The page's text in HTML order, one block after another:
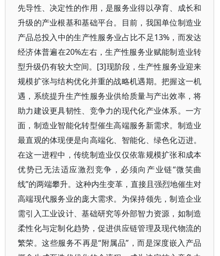
先导性、决定性的作用，是服务业得以孕育、成长和
升级的产业根基和基础平台。目前，我国单位制造业
产品总投入中的生产性服务业占比不足13%，而发达
经济体普遍在20%左右，生产性服务业赋能制造业转
型升级仍有较大空间。[3]现阶段，生产性服务业迎来
规模扩张与结构优化并重的战略机遇期。把握这一机
遇，系统提升生产性服务业供给质量与产出效率，将
助力建设更具韧性、竞争力的现代化产业体系。一方
面，制造业智能化转型催生高端服务新需求。制造业
最直观的体现便是向高端化、智能化、绿色化迈进。
在这一进程中，传统制造业仅仅依靠规模扩张和成本
优势已无法适应激烈竞争，必须向产业链“微笑曲
线”的两端攀升。这种内生变革，直接且强烈地催生对
高端现代服务业的庞大需求。为保持领先，制造企业
需引入工业设计、基础研究等外部智力资源，如制造
柔性化与定制化趋势，促进供应链管理及现代物流的
繁荣。这些服务不再是“附属品”，而是深度嵌入产品